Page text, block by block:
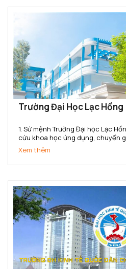
Trường Đại Học Lạc Hồng
1. Sứ mệnh Trường Đại học Lạc
cứu khoa học ứng dụng, chuyển
nhu cầu xã hội. Trường cung cấp
nhân tài có năng lực và phẩm chất
Xem thêm